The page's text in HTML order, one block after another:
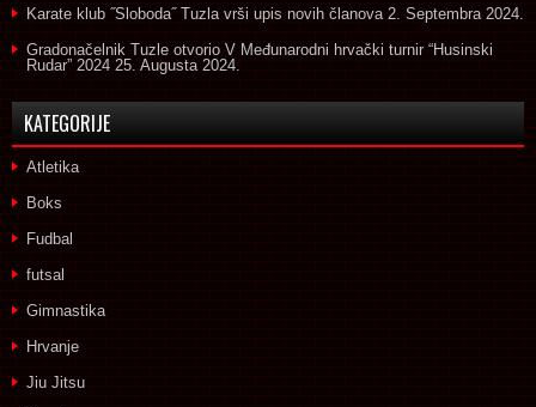
Karate klub ˝Sloboda˝ Tuzla vrši upis novih članova 2. Septembra 2024.
Gradonačelnik Tuzle otvorio V Međunarodni hrvački turnir “Husinski
Rudar” 2024 25. Augusta 2024.
KATEGORIJE
Atletika
Boks
Fudbal
futsal
Gimnastika
Hrvanje
Jiu Jitsu